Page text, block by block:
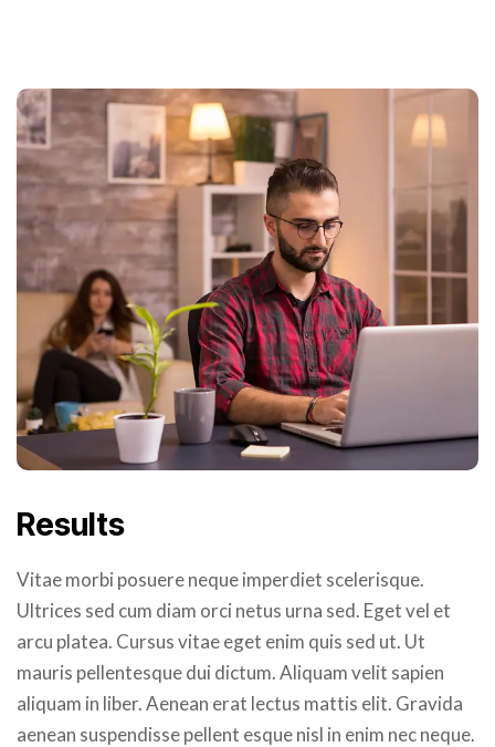
Results
Vitae morbi posuere neque imperdiet scelerisque.
Ultrices sed cum diam orci netus urna sed. Eget vel et
arcu platea. Cursus vitae eget enim quis sed ut. Ut
mauris pellentesque dui dictum. Aliquam velit sapien
aliquam in liber. Aenean erat lectus mattis elit. Gravida
aenean suspendisse pellent esque nisl in enim nec neque.